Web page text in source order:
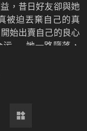
，昔日好­友卻與她
被迫丟棄自己的真
始出賣自己的良心
污……她一路墮落，
她走投無路、徹底
喚醒了小真的­心與
繹人生蛻變